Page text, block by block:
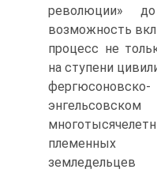
революции»
возможность
процесс не
на ступени
племенных